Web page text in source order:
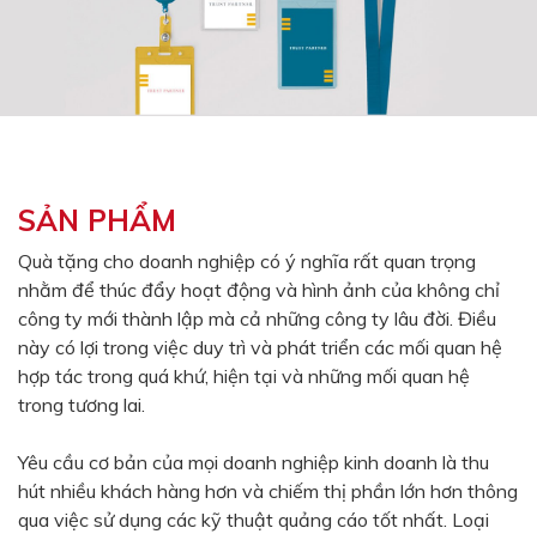
Đồ sứ quà tặng
Bình/ca giữ nhiệt
Dây đeo & Phụ kiện
Màu sắc
Đỏ
Đen
Xanh ngọc
Xanh lá
Cam
Vàng
Hồng
Tím
Xanh dương
Xám
Xanh lục
Vàng kem
SẢN PHẨM
Quà tặng cho doanh nghiệp có ý nghĩa rất quan trọng
nhằm để thúc đẩy hoạt động và hình ảnh của không chỉ
công ty mới thành lập mà cả những công ty lâu đời. Điều
này có lợi trong việc duy trì và phát triển các mối quan hệ
hợp tác trong quá khứ, hiện tại và những mối quan hệ
trong tương lai.
Yêu cầu cơ bản của mọi doanh nghiệp kinh doanh là thu
hút nhiều khách hàng hơn và chiếm thị phần lớn hơn thông
qua việc sử dụng các kỹ thuật quảng cáo tốt nhất. Loại